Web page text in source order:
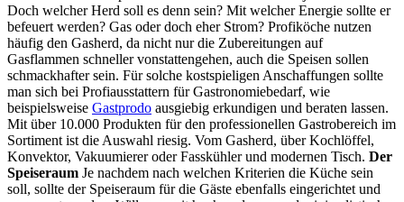
Doch welcher Herd soll es denn sein? Mit welcher Energie sollte er
befeuert werden? Gas oder doch eher Strom? Profiköche nutzen
häufig den Gasherd, da nicht nur die Zubereitungen auf
Gasflammen schneller vonstattengehen, auch die Speisen sollen
schmackhafter sein. Für solche kostspieligen Anschaffungen sollte
man sich bei Profiausstattern für Gastronomiebedarf, wie
beispielsweise Gastprodo ausgiebig erkundigen und beraten lassen.
Mit über 10.000 Produkten für den professionellen Gastrobereich im
Sortiment ist die Auswahl riesig. Vom Gasherd, über Kochlöffel,
Konvektor, Vakuumierer oder Fasskühler und modernen Tisch. Der
Speiseraum Je nachdem nach welchen Kriterien die Küche sein
soll, sollte der Speiseraum für die Gäste ebenfalls eingerichtet und